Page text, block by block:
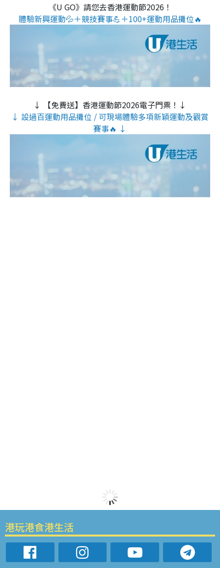
《U GO》請您去香港運動節2026！
體驗新興運動💦＋競技賽事💪＋100+運動用品攤位🔥
↓ 【免費送】香港運動節2026電子門票！↓
↓ 設過百運動用品攤位 / 可現場體驗多項新穎運動及觀賞
賽事🔥 ↓
港玩港食港生活